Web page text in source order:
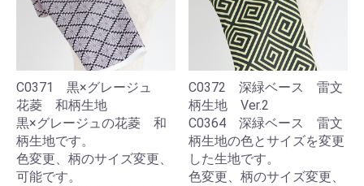
C0371 黒×グレージュ
花菱 和柄生地
黒×グレージュの花菱 和
柄生地です。
色変更、柄のサイズ変更、
可能です。
C0372 深緑ベース 雷文
柄生地 Ver.2
C0364 深緑ベース 雷文
柄生地の色とサイズを変更
した生地です。
色変更、柄のサイズ変更、